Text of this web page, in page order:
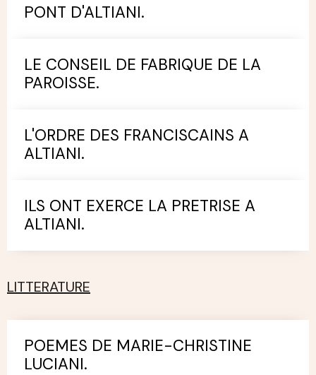
PONT D'ALTIANI.
LE CONSEIL DE FABRIQUE DE LA
PAROISSE.
L'ORDRE DES FRANCISCAINS A
ALTIANI.
ILS ONT EXERCE LA PRETRISE A
ALTIANI.
LITTERATURE
POEMES DE MARIE-CHRISTINE
LUCIANI.